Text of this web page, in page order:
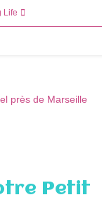
Life
Petit